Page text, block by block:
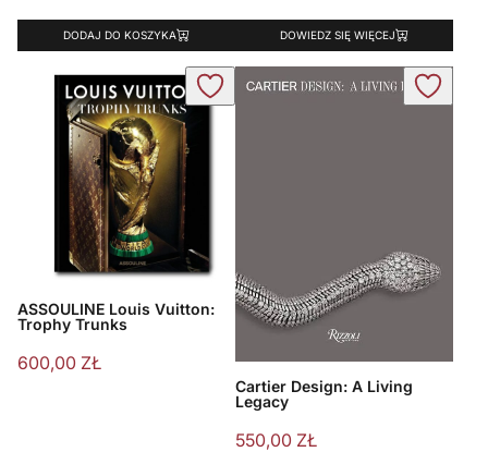
DODAJ DO KOSZYKA DOWIEDZ SIĘ WIĘCEJ
ASSOULINE Louis Vuitton:
Trophy Trunks
600,00 ZŁ
Cartier Design: A Living
Legacy
550,00 ZŁ